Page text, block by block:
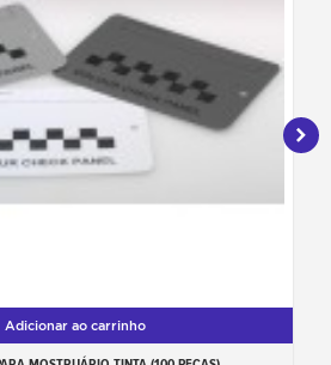
Adicionar ao carrinho